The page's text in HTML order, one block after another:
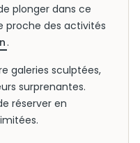
plonger dans ce
proche des activités
.
galeries sculptées,
surprenantes.
réserver en